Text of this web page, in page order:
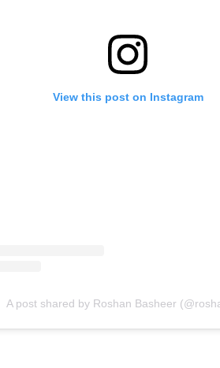
View this post on Instagram
A post shared by Roshan Basheer